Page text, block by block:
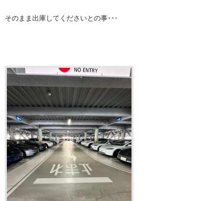
そのまま出庫してくださいとの事･･･